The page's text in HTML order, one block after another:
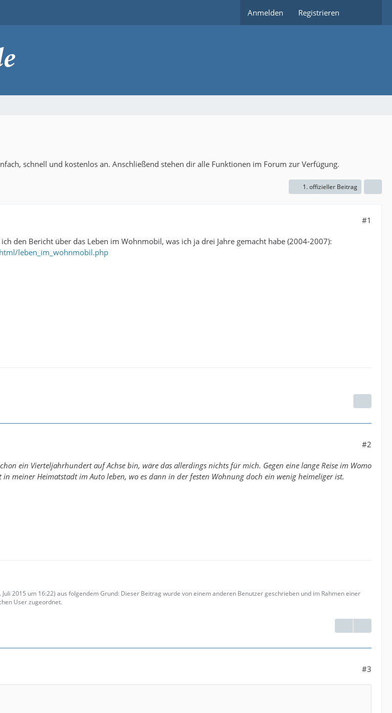
Anmelden Registrieren
schnell und kostenlos an. Anschließend stehen dir alle Funktionen im Forum zur Verfügung.
1. offizieller Beitrag
#1
den Bericht über das Leben im Wohnmobil, was ich ja drei Jahre gemacht habe (2004-2007):
leben_im_wohnmobil.php
#2
ein Vierteljahrhundert auf Achse bin, wäre das allerdings nichts für mich. Gegen eine lange Reise im Womo
meiner Heimatstadt im Auto leben, wo es dann in der festen Wohnung doch ein wenig heimeliger ist.
Juli 2015 um 16:22) aus folgendem Grund: Dieser Beitrag wurde von einem anderen Benutzer geschrieben und im Rahmen einer
User zugeordnet.
#3